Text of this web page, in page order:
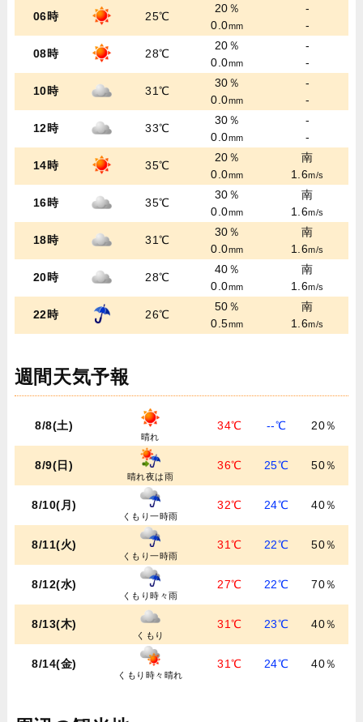
06時 25℃
20％
0.0mm
-
-
08時 28℃
20％
0.0mm
-
-
10時 31℃
30％
0.0mm
-
-
12時 33℃
30％
0.0mm
-
-
14時 35℃
20％
0.0mm
南
1.6m/s
16時 35℃
30％
0.0mm
南
1.6m/s
18時 31℃
30％
0.0mm
南
1.6m/s
20時 28℃
40％
0.0mm
南
1.6m/s
22時 26℃
50％
0.5mm
南
1.6m/s
週間天気予報
8/8(土)
晴れ
34℃ --℃ 20％
8/9(日)
晴れ夜は雨
36℃ 25℃ 50％
8/10(月)
くもり一時雨
32℃ 24℃ 40％
8/11(火)
くもり一時雨
31℃ 22℃ 50％
8/12(水)
くもり時々雨
27℃ 22℃ 70％
8/13(木)
くもり
31℃ 23℃ 40％
8/14(金)
くもり時々晴れ
31℃ 24℃ 40％